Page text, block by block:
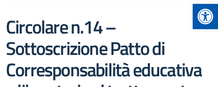
Circolare n.14 –
Sottoscrizione Patto di
Corresponsabilità educativa